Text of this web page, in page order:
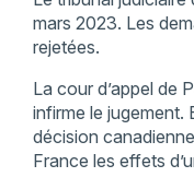
mars 2023. Les
rejetées.
La cour d’appel de
infirme le jugement.
décision
France les effets